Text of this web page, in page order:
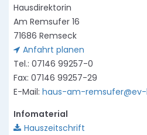
Hausdirektorin
Am Remsufer 16
71686 Remseck
Anfahrt planen
Tel.: 07146 99257-0
Fax: 07146 99257-29
E-Mail: haus-am-
Infomaterial
Hauszeitschrift